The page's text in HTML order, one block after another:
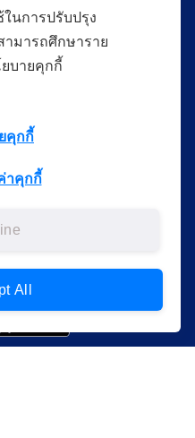
ในการปรับปรุง
มารถศึกษาราย
บายคุกกี้
คุกกี้
าคุกกี้
All